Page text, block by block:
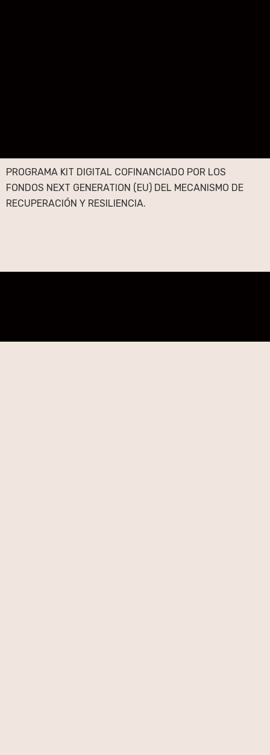
PROGRAMA KIT DIGITAL COFINANCIADO POR LOS
FONDOS NEXT GENERATION (EU) DEL MECANISMO DE
RECUPERACIÓN Y RESILIENCIA.